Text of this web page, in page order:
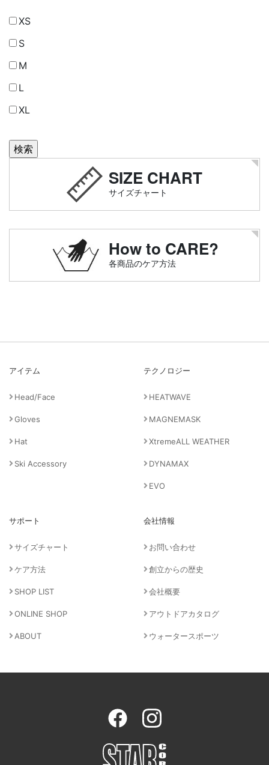
XS
S
M
L
XL
SIZE CHART
サイズチャート
How to CARE?
各商品のケア方法
アイテム
Head/Face
Gloves
Hat
Ski Accessory
テクノロジー
HEATWAVE
MAGNEMASK
XtremeALL WEATHER
DYNAMAX
EVO
サポート
サイズチャート
ケア方法
SHOP LIST
ONLINE SHOP
ABOUT
会社情報
お問い合わせ
創立からの歴史
会社概要
アウトドアカタログ
ウォータースポーツ